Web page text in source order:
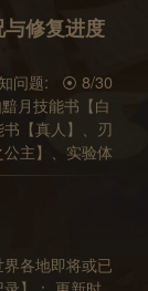
参谋技能发动
顺序: 修正后，
关卡中的符文
娜雅【星霜悍
琉【蔓陀萝射
异常，将修正
动顺序将优先
斯缇雅SP
莉亚MZ 被动技
发刃【迷彩先
能效果与叙述
刃【迷彩先
一致 [修正] 璃
动技能丢出红
异常状况。 [修
，敌人反击异
发动时机异
的符文石。 修
星霜悍箭】技
陀萝射手】技
将修正为战斗
时将额外获得1
时，不会重置泉
》中秋特别
之后，重
透晶石】售价
赠与透晶
赠与透晶
游戏的玩家，
奖励 500 透晶
与修复进度
知问题: ⦿ 8/30
月技能书【白
【真人】、刃
主】、实验体
常问题。 ⦿
物品，可能在
家，并于一周
进入部分挑
部分关卡像是
各地即将或已